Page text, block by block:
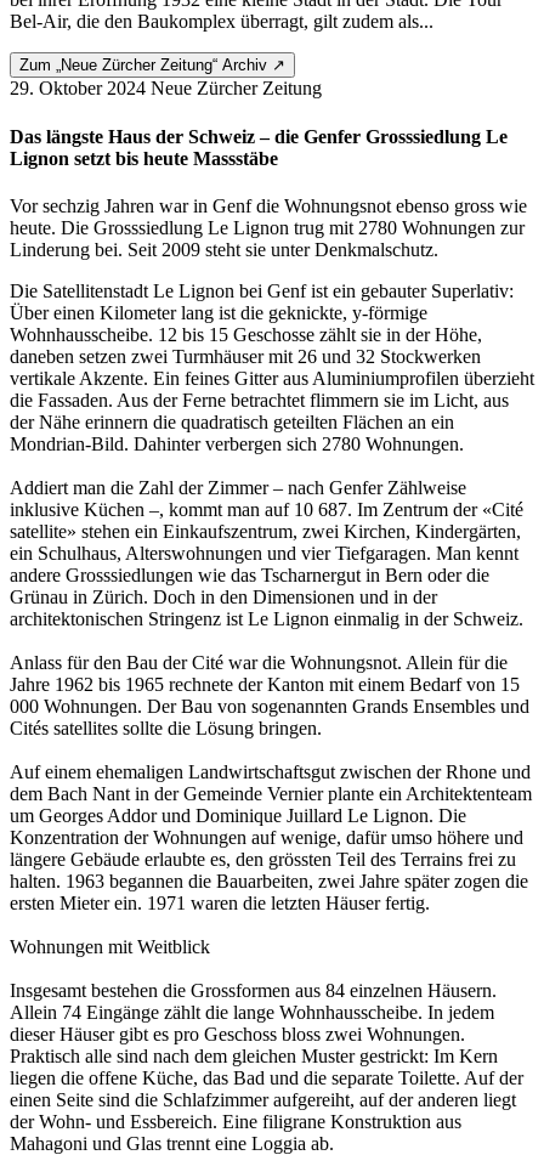
Bel-Air, die den Baukomplex überragt, gilt zudem als...
Zum „Neue Zürcher Zeitung“ Archiv ↗
29. Oktober 2024 Neue Zürcher Zeitung
Das längste Haus der Schweiz – die Genfer Grosssiedlung Le
Lignon setzt bis heute Massstäbe
Vor sechzig Jahren war in Genf die Wohnungsnot ebenso gross wie
heute. Die Grosssiedlung Le Lignon trug mit 2780 Wohnungen zur
Linderung bei. Seit 2009 steht sie unter Denkmalschutz.
Die Satellitenstadt Le Lignon bei Genf ist ein gebauter Superlativ:
Über einen Kilometer lang ist die geknickte, y-förmige
Wohnhausscheibe. 12 bis 15 Geschosse zählt sie in der Höhe,
daneben setzen zwei Turmhäuser mit 26 und 32 Stockwerken
vertikale Akzente. Ein feines Gitter aus Aluminiumprofilen überzieht
die Fassaden. Aus der Ferne betrachtet flimmern sie im Licht, aus
der Nähe erinnern die quadratisch geteilten Flächen an ein
Mondrian-Bild. Dahinter verbergen sich 2780 Wohnungen.
Addiert man die Zahl der Zimmer – nach Genfer Zählweise
inklusive Küchen –, kommt man auf 10 687. Im Zentrum der «Cité
satellite» stehen ein Einkaufszentrum, zwei Kirchen, Kindergärten,
ein Schulhaus, Alterswohnungen und vier Tiefgaragen. Man kennt
andere Grosssiedlungen wie das Tscharnergut in Bern oder die
Grünau in Zürich. Doch in den Dimensionen und in der
architektonischen Stringenz ist Le Lignon einmalig in der Schweiz.
Anlass für den Bau der Cité war die Wohnungsnot. Allein für die
Jahre 1962 bis 1965 rechnete der Kanton mit einem Bedarf von 15
000 Wohnungen. Der Bau von sogenannten Grands Ensembles und
Cités satellites sollte die Lösung bringen.
Auf einem ehemaligen Landwirtschaftsgut zwischen der Rhone und
dem Bach Nant in der Gemeinde Vernier plante ein Architektenteam
um Georges Addor und Dominique Juillard Le Lignon. Die
Konzentration der Wohnungen auf wenige, dafür umso höhere und
längere Gebäude erlaubte es, den grössten Teil des Terrains frei zu
halten. 1963 begannen die Bauarbeiten, zwei Jahre später zogen die
ersten Mieter ein. 1971 waren die letzten Häuser fertig.
Wohnungen mit Weitblick
Insgesamt bestehen die Grossformen aus 84 einzelnen Häusern.
Allein 74 Eingänge zählt die lange Wohnhausscheibe. In jedem
dieser Häuser gibt es pro Geschoss bloss zwei Wohnungen.
Praktisch alle sind nach dem gleichen Muster gestrickt: Im Kern
liegen die offene Küche, das Bad und die separate Toilette. Auf der
einen Seite sind die Schlafzimmer aufgereiht, auf der anderen liegt
der Wohn- und Essbereich. Eine filigrane Konstruktion aus
Mahagoni und Glas trennt eine Loggia ab.